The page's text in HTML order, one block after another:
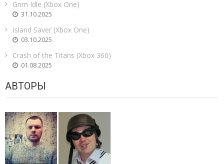
Grim Idle (Xbox One)
31.10.2025
Island Saver (Xbox One)
03.10.2025
Crash of the Titans (Xbox 360)
01.08.2025
АВТОРЫ